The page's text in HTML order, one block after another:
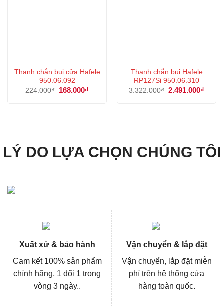
Thanh chắn bụi cửa Hafele
950.06.092
224.000₫
Giá
168.000₫
Thanh chắn bụi Hafele
RP127Si 950.06.310
3.322.000₫ Giá
2.491.000₫
LÝ DO LỰA CHỌN CHÚNG TÔI
Xuất xứ & bảo hành
Cam kết 100% sản phẩm
chính hãng, 1 đổi 1 trong
vòng 3 ngày..
Vận chuyển & lắp đặt
Vận chuyển, lắp đặt miễn
phí trên hệ thống cửa
hàng toàn quốc.